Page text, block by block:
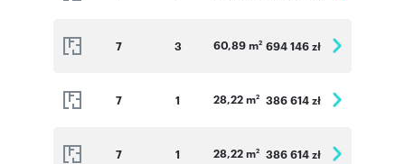
7 3 60,89 m2 694 146 zł
7 1 28,22 m2 386 614 zł
7 1 28,22 m2 386 614 zł